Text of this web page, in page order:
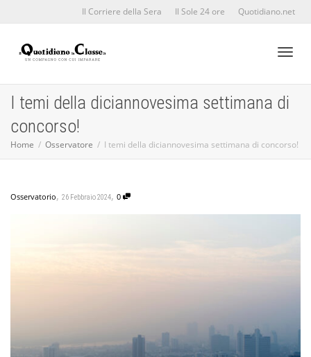
Il Corriere della Sera Il Sole 24 ore Quotidiano.net
I temi della diciannovesima settimana di
concorso!
Home Osservatore I temi della diciannovesima settimana di concorso!
Osservatorio, 26 Febbraio 2024, 0